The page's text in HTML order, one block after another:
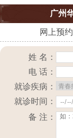
广州
网上预
姓 名：
电 话：
就诊疾病：
就诊时间：
备 注：